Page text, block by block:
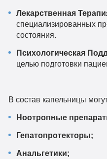
Лекарственная
специализированных
состояния.
Психологическая
целью подготовки
В состав капельницы
Ноотропные
Гепатопротекторы;
Анальгетики;